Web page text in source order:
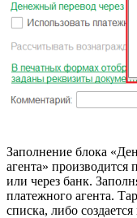
Заполнение блока
агента»
или через банк.
платежного агента.
списка, либо